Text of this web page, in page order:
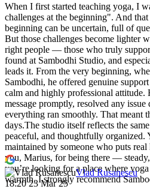
When I first started teaching yoga, I
challenges at the beginning". And
beginning can be uncertain, full of
But those challenges become lighter
right people — those who truly
found at Sambodhi Studio, and
leads it. From the very beginning,
Sambodhi, he offered genuine
calm and highly professional attitude.
message promptly, resolved any
everything ran smoothly. That meant
days.The studio itself reflects the
peaceful, and thoughtfully organized.
maintained by someone who puts
you, Marius, for being there —
you’re looking for a place where
warmth, I strongly recommend
Vlad Rusanescu
18:20 23 Mar 25